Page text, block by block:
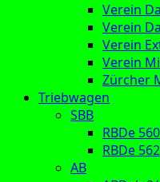
Verein
Verein
Verein
Verein
Zürcher
Triebwagen
SBB
RBDe
RBDe 562
AB